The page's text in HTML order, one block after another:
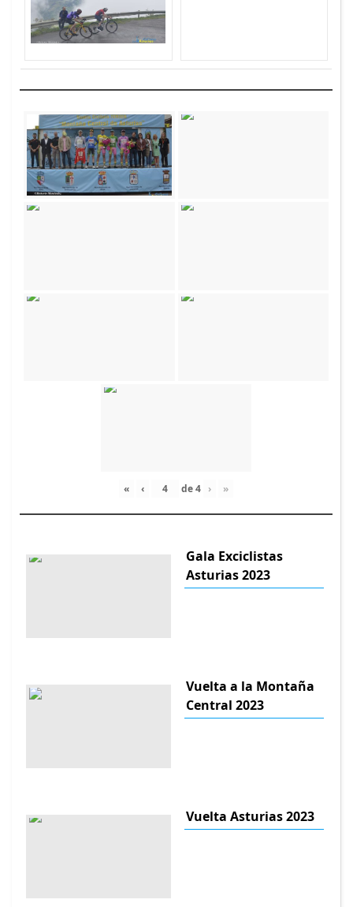
« ‹ de4 › »
Gala Exciclistas
Asturias 2023
Vuelta a la Montaña
Central 2023
Vuelta Asturias 2023